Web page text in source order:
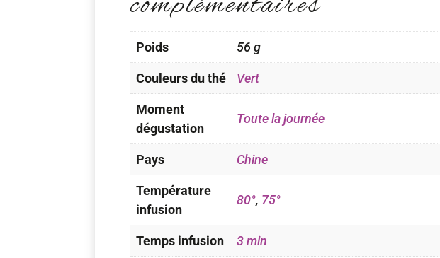
Poids 56 g
Couleurs du thé Vert
Moment
dégustation
Toute la journée
Pays Chine
Température
infusion
80°, 75°
Temps infusion 3 min